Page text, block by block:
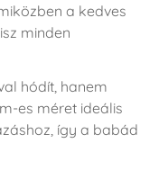
a kedves
minden
hódít, hanem
es méret ideális
így a babád